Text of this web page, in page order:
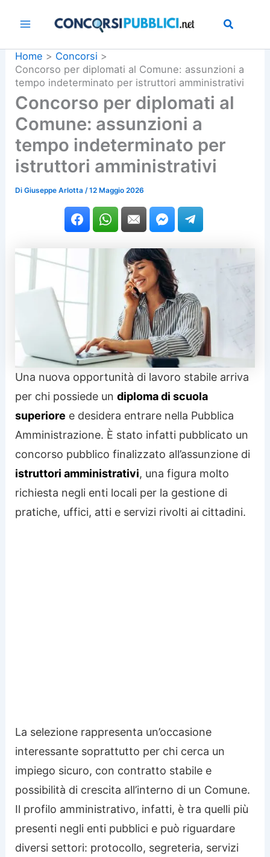
Home
Concorsi
Concorso per diplomati al Comune: assunzioni a
tempo indeterminato per istruttori amministrativi
Concorso per diplomati al
Comune: assunzioni a
tempo indeterminato per
istruttori amministrativi
DiGiuseppe Arlotta /12 Maggio 2026
Una nuova opportunità di lavoro stabile arriva
per chi possiede undiploma di scuola
superiore e desidera entrare nella Pubblica
Amministrazione. È stato infatti pubblicato un
concorso pubblico finalizzato all’assunzione di
istruttori amministrativi, una figura molto
richiesta negli enti locali per la gestione di
pratiche, uffici, atti e servizi rivolti ai cittadini.
La selezione rappresenta un’occasione
interessante soprattutto per chi cerca un
impiego sicuro, con contratto stabile e
possibilità di crescita all’interno di un Comune.
Il profilo amministrativo, infatti, è tra quelli più
presenti negli enti pubblici e può riguardare
diversi settori: protocollo, segreteria, servizi